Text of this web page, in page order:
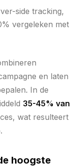
side tracking,
vergeleken met
en laten
In de
35-45% van
wat resulteert
hoogste